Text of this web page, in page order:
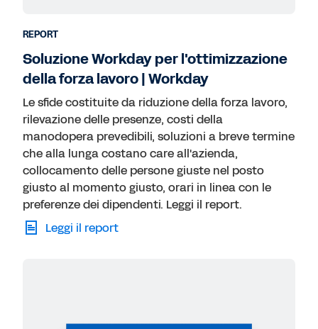
REPORT
Soluzione Workday per l'ottimizzazione
della forza lavoro | Workday
Le sfide costituite da riduzione della forza lavoro,
rilevazione delle presenze, costi della
manodopera prevedibili, soluzioni a breve termine
che alla lunga costano care all'azienda,
collocamento delle persone giuste nel posto
giusto al momento giusto, orari in linea con le
preferenze dei dipendenti. Leggi il report.
Leggi il report